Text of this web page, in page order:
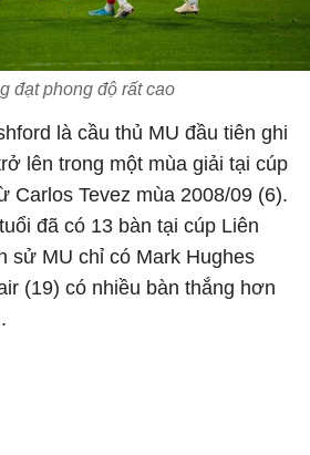
đạt phong độ rất cao
là cầu thủ MU đầu tiên ghi
lên trong một mùa giải tại cúp
Carlos Tevez mùa 2008/09 (6).
đã có 13 bàn tại cúp Liên
sử MU chỉ có Mark Hughes
(19) có nhiều bàn thắng hơn